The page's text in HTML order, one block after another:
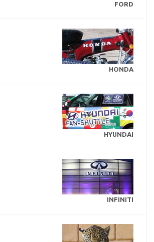
FORD
HONDA
HYUNDAI
INFINITI